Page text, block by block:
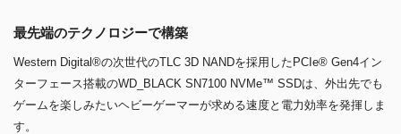
最先端のテクノロジーで構築
Western Digital®の次世代のTLC 3D NANDを採用したPCIe® Gen4イン
ターフェース搭載のWD_BLACK SN7100 NVMe™ SSDは、外出先でも
ゲームを楽しみたいヘビーゲーマーが求める速度と電力効率を発揮しま
す。